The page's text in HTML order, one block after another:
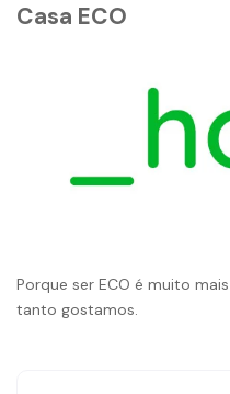
Casa ECO
Porque ser ECO é muito
tanto gostamos.